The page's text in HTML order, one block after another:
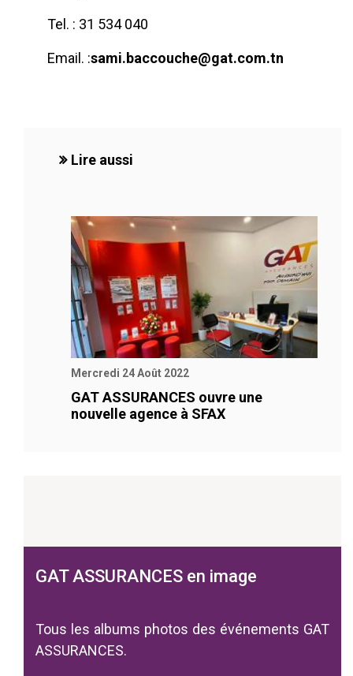
Tel. : 31 534 040
Email. :sami.baccouche@gat.com.tn
Lire aussi
Mercredi 24 Août 2022
GAT ASSURANCES ouvre une
nouvelle agence à SFAX
GAT ASSURANCES en image
Tous les albums photos des événements GAT
ASSURANCES.